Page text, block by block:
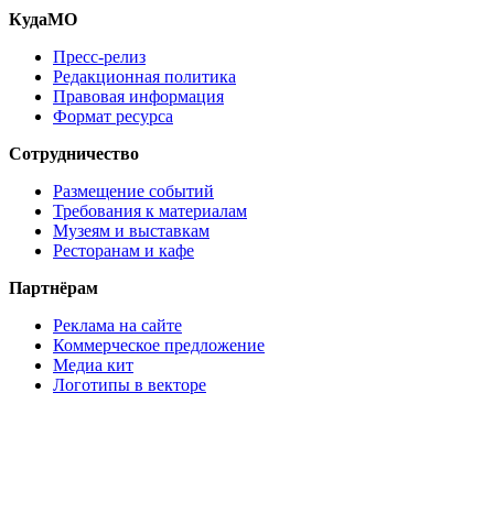
КудаМО
Пресс-релиз
Редакционная политика
Правовая информация
Формат ресурса
Сотрудничество
Размещение событий
Требования к материалам
Музеям и выставкам
Ресторанам и кафе
Партнёрам
Реклама на сайте
Коммерческое предложение
Медиа кит
Логотипы в векторе